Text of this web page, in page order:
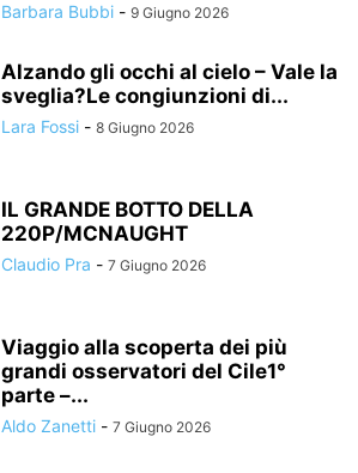
Barbara Bubbi - 9 Giugno 2026
Alzando gli occhi al cielo – Vale la
sveglia?Le congiunzioni di...
Lara Fossi - 8 Giugno 2026
IL GRANDE BOTTO DELLA
220P/MCNAUGHT
Claudio Pra - 7 Giugno 2026
Viaggio alla scoperta dei più
grandi osservatori del Cile1°
parte –...
Aldo Zanetti - 7 Giugno 2026